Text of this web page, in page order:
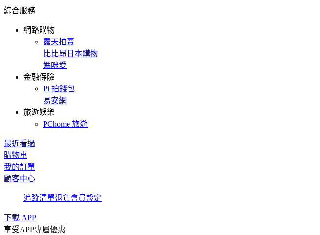
綜合服務
網路購物
露天拍賣
比比昂日本購物
媽咪愛
金融保險
Pi 拍錢包
易安網
旅遊娛樂
PChome 旅遊
最近看過
購物車
我的訂單
顧客中心
追蹤清單退貨會員設定
下載 APP
享受APP專屬優惠